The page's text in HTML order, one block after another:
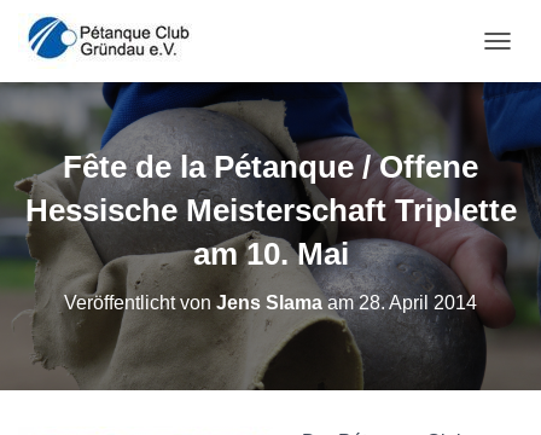
Fête de la Pétanque / Offene
Hessische Meisterschaft Triplette
am 10. Mai
Veröffentlicht von Jens Slama am28. April 2014